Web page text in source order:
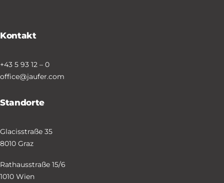
Kontakt
+43 5 93 12 – 0
office@jaufer.com
Standorte
Glacisstraße 35
8010 Graz
Rathausstraße 15/6
1010 Wien